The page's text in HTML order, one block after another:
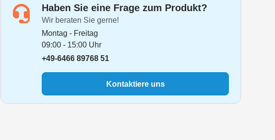
Hotpoint-Ariston AH6FE
Hotpoint-Ariston AH6FETF
Hotpoint-Ariston AH9F
Hotpoint-Ariston AH92F
Hotpoint-Ariston AH92FM
Hotpoint-Ariston AH92FM.E
Haben Sie eine Frage zum Produkt?
Wir beraten Sie gerne!
Montag - Freitag
09:00 - 15:00 Uhr
+49-6466 89768 51
Kontaktiere uns